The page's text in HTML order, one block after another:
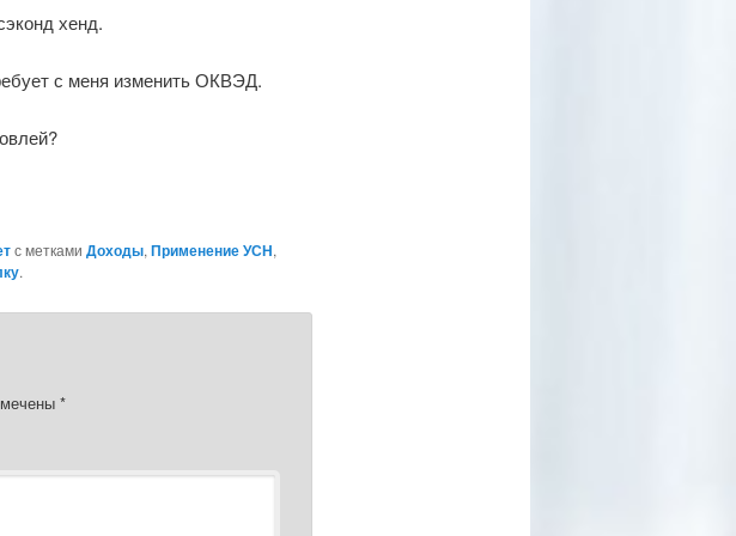
хенд.
с меня изменить ОКВЭД.
с метками Доходы, Применение УСН,
.
*